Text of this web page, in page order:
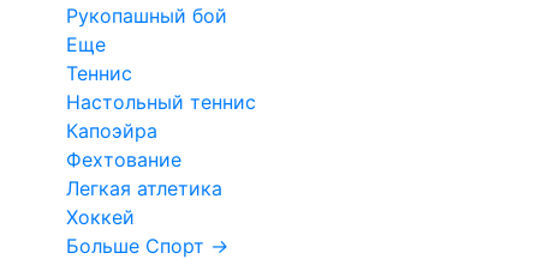
Рукопашный бой
Еще
Теннис
Настольный теннис
Капоэйра
Фехтование
Легкая атлетика
Хоккей
Больше Спорт →